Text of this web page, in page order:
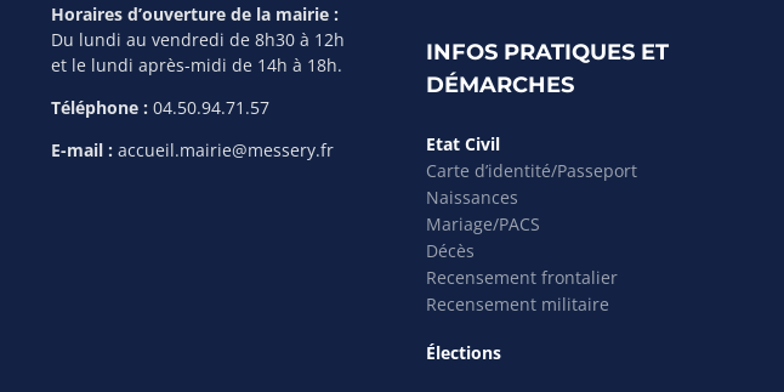
Horaires d’ouverture de la mairie :
Du lundi au vendredi de 8h30 à 12h
et le lundi après-midi de 14h à 18h.
Téléphone : 04.50.94.71.57
E-mail : accueil.mairie@messery.fr
INFOS PRATIQUES ET
DÉMARCHES
Etat Civil
Carte d’identité/Passeport
Naissances
Mariage/PACS
Décès
Recensement frontalier
Recensement militaire
Élections